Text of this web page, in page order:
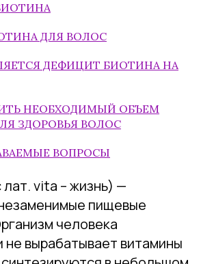
ДЛЯ ВОЛОС
ДЕФИЦИТ БИОТИНА НА
НЕОБХОДИМЫЙ ОБЪЕМ
ЗДОРОВЬЯ ВОЛОС
ВОПРОСЫ
vita – жизнь) —
пищевые
человека
не вырабатывает витамины